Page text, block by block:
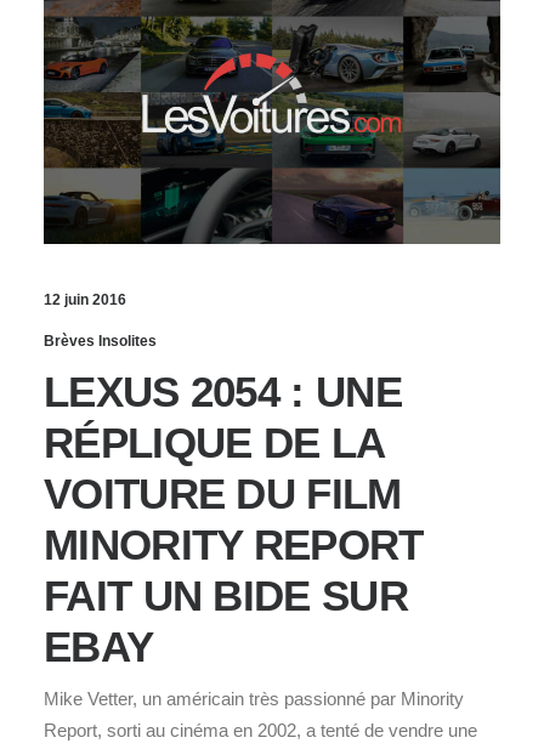
12 juin 2016
Brèves Insolites
LEXUS 2054 : UNE
RÉPLIQUE DE LA
VOITURE DU FILM
MINORITY REPORT
FAIT UN BIDE SUR
EBAY
Mike Vetter, un américain très passionné par Minority
Report, sorti au cinéma en 2002, a tenté de vendre une